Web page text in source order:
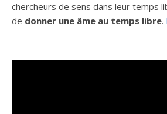
chercheurs de sens dans leur temps
de donner une âme au temps libre.